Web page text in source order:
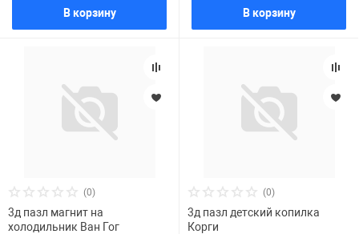
В корзину В корзину
(0)
3д пазл магнит на
холодильник Ван Гог
(0)
3д пазл детский копилка
Корги